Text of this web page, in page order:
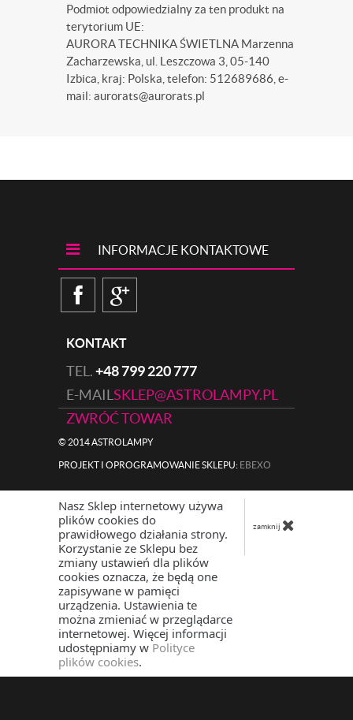
Podmiot odpowiedzialny za ten produkt na
terytorium UE:
AURORA TECHNIKA ŚWIETLNA Marzenna
Zacharzewska, ul. Leszczowa 3, 05-140
Izbica, kraj: Polska, telefon: 512689686, e-
mail: aurorats@aurorats.pl
INFORMACJE KONTAKTOWE
KONTAKT
TEL.+48 799 220 777
E-MAIL SKLEP@ASTROLAMPY.PL
ZWRÓĆ TOWAR
© 2014 ASTROLAMPY
|
PROJEKT I OPROGRAMOWANIE SKLEPU: EBEXO
Nasz Sklep internetowy używa
plików cookies do
prawidłowego działania strony.
Korzystanie ze Sklepu bez
zmiany ustawień dla plików
cookies oznacza, że będą one
zapisywane w pamięci
urządzenia. Ustawienia te
można zmieniać w przeglądarce
internetowej. Więcej informacji
udostępniamy w Polityce
plików cookies.
zamknij